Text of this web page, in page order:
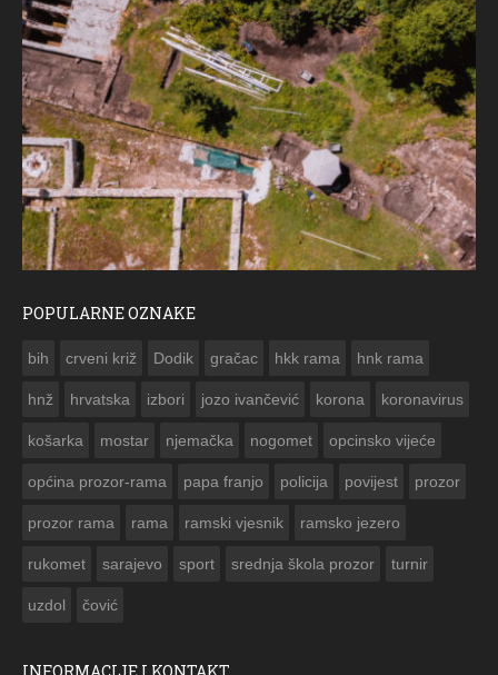
POPULARNE OZNAKE
bih crveni križ Dodik gračac hkk rama hnk rama
hnž hrvatska izbori jozo ivančević korona koronavirus
košarka mostar njemačka nogomet opcinsko vijeće
općina prozor-rama papa franjo policija povijest prozor
prozor rama rama ramski vjesnik ramsko jezero
rukomet sarajevo sport srednja škola prozor turnir
uzdol čović